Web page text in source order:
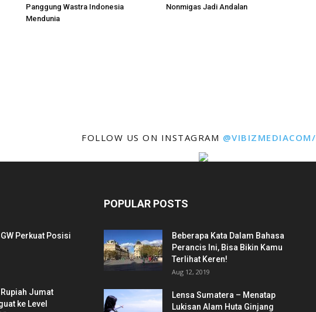
Panggung Wastra Indonesia
Mendunia
Nonmigas Jadi Andalan
FOLLOW US ON INSTAGRAM @VIBIZMEDIACOM/
Perkuat Posisi
Jumat
ke Level
POPULAR POSTS
Beberapa Kata Dalam Bahasa
Perancis Ini, Bisa Bikin Kamu
Terlihat Keren!
Aug 12, 2019
Lensa Sumatera – Menatap
Lukisan Alam Huta Ginjang